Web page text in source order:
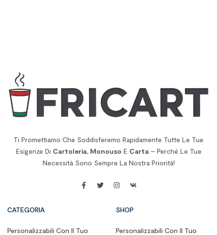
Ti Promettiamo Che Soddisferemo Rapidamente Tutte Le Tue
Esigenze Di Cartoleria, Monouso E Carta– Perché Le Tue
Necessità Sono Sempre La Nostra Priorità!
CATEGORIA
Personalizzabili Con Il Tuo
SHOP
Personalizzabili Con Il Tuo